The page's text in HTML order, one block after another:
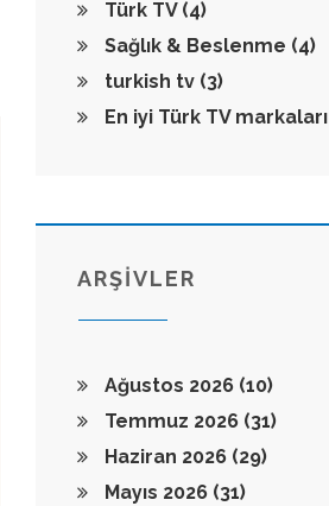
Türk TV (4)
Sağlık & Beslenme (4)
turkish tv (3)
En iyi Türk TV markaları
ARŞİVLER
Ağustos 2026 (10)
Temmuz 2026 (31)
Haziran 2026 (29)
Mayıs 2026 (31)